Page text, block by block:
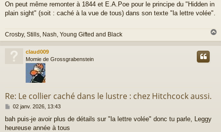
s
s
e
On peut même remonter à 1844 et E.A.Poe pour le principe du "Hidden in
plain sight" (soit : caché à la vue de tous) dans son texte "la lettre volée".
Crosby, Stills, Nash, Young Gifted and Black
a
claud009
Momie de Grossgrabenstein
Re: Le collier caché dans le lustre : chez Hitchcock aussi.
M
s
s
02 janv. 2026, 13:43
bah puis-je avoir plus de détails sur "la lettre volée" donc tu parle, Leggy
heureuse année à tous